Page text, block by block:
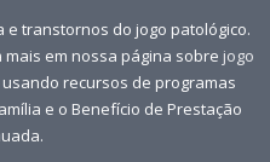
transtornos do jogo patológico.
mais em nossa página sobre jogo
recursos de programas
e o Benefício de Prestação